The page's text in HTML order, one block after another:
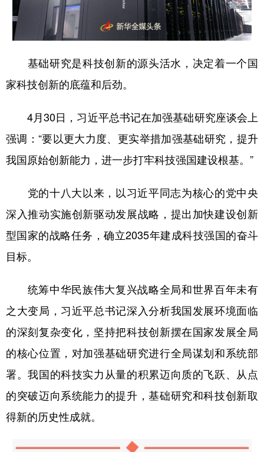
山东 湖北 湖南
广东 广西 海南 重庆
四川 贵州 云南 西藏
陕西 甘肃
新疆 内蒙古 黑龙江
多语种频道
Русский язык 日本語 한국어
Deutsch Português
基础研究是科技创新的源头活水，决定着一个国
家科技创新的底蕴和后劲。
4月30日，习近平总书记在加强基础研究座谈会上
强调：“要以更大力度、更实举措加强基础研究，提升
我国原始创新能力，进一步打牢科技强国建设根基。”
党的十八大以来，以习近平同志为核心的党中央
深入推动实施创新驱动发展战略，提出加快建设创新
型国家的战略任务，确立2035年建成科技强国的奋斗
目标。
统筹中华民族伟大复兴战略全局和世界百年未有
之大变局，习近平总书记深入分析我国发展环境面临
的深刻复杂变化，坚持把科技创新摆在国家发展全局
的核心位置，对加强基础研究进行全局谋划和系统部
署。我国的科技实力从量的积累迈向质的飞跃、从点
的突破迈向系统能力的提升，基础研究和科技创新取
得新的历史性成就。